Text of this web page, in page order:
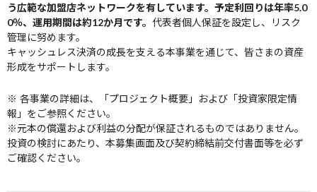
う広範な加盟店ネットワークを有しています。予定利回りは年率5.0
0％、運用期間は約12か月です。 代表者個人保証を設定し、リスク
管理に努めます。
キャッシュレス決済の成長を支える本事業を通じて、皆さまの資産
形成をサポートします。
※ 各事業の詳細は、「プロジェクト概要」および「投資家限定情
報」をご参照ください。
※元本の償還および利益の分配が保証されるものではありません。
投資の検討にあたり、本募集画面及び契約締結前交付書面等を必ず
ご確認ください。